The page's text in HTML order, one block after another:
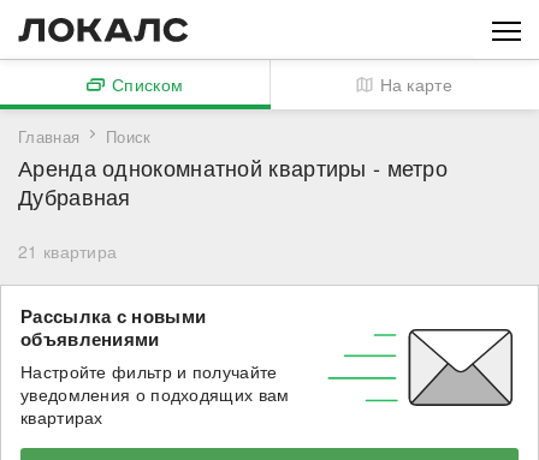
Главная Поиск
Аренда однокомнатной квартиры - метро
Дубравная
21 квартира
Списком На карте
Рассылка с новыми
объявлениями
Настройте фильтр и получайте
уведомления о подходящих вам
квартирах